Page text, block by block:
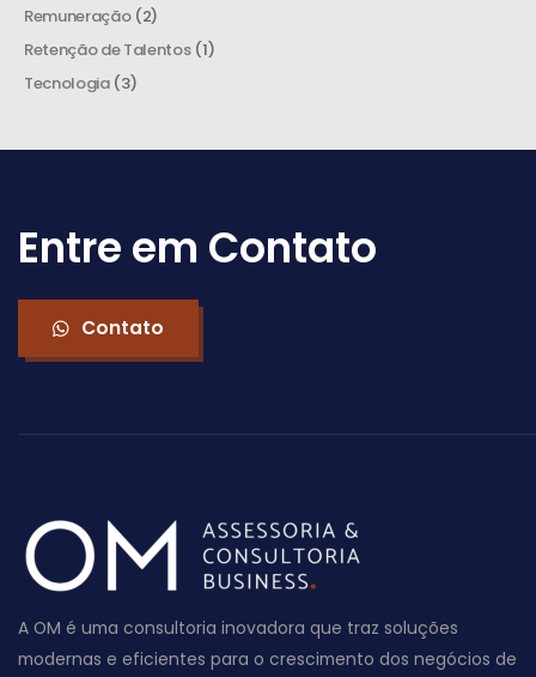
Remuneração(2)
Retenção de Talentos(1)
Tecnologia(3)
Entre em Contato
Contato
A OM é uma consultoria inovadora que traz soluções
modernas e eficientes para o crescimento dos negócios de